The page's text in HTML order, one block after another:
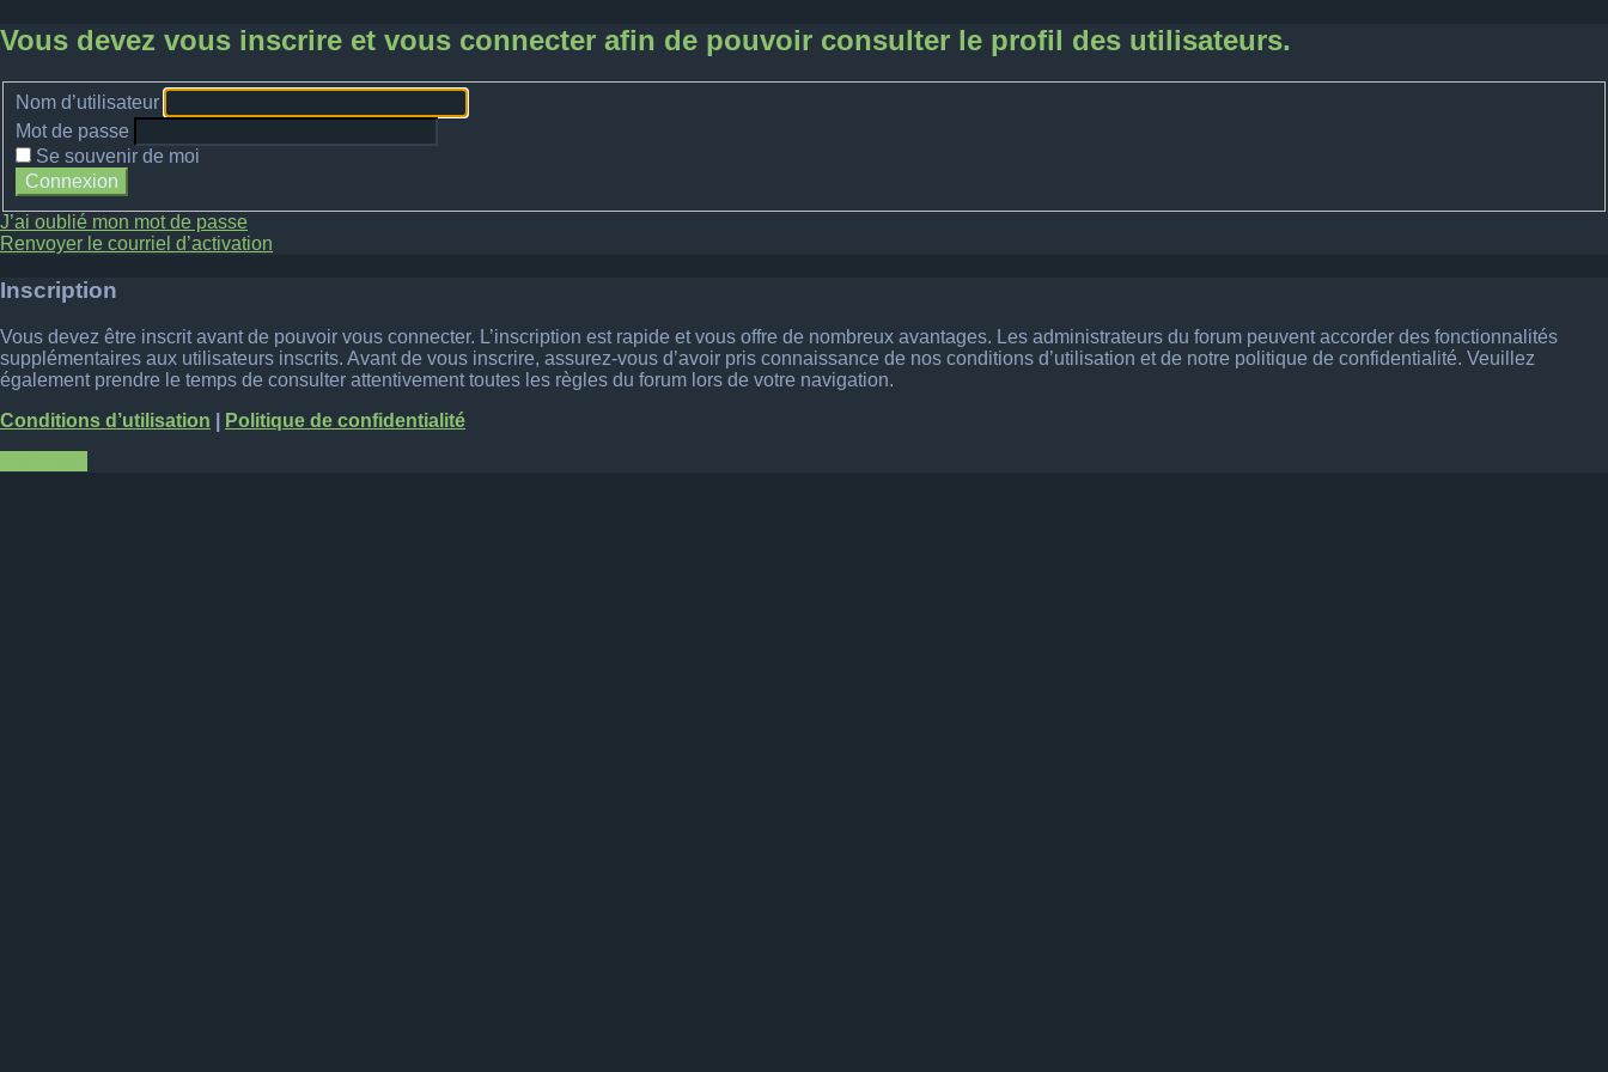
Vous devez vous inscrire et vous connecter afin de pouvoir consulter le profil des utilisateurs.
Nom d’utilisateur
Mot de passe
Se souvenir de moi
J’ai oublié mon mot de passe
Renvoyer le courriel d’activation
Inscription
Vous devez être inscrit avant de pouvoir vous connecter. L’inscription est rapide et vous offre de nombreux avantages. Les administrateurs du forum peuvent accorder des fonctionnalités
supplémentaires aux utilisateurs inscrits. Avant de vous inscrire, assurez-vous d’avoir pris connaissance de nos conditions d’utilisation et de notre politique de confidentialité. Veuillez
également prendre le temps de consulter attentivement toutes les règles du forum lors de votre navigation.
Conditions d’utilisation
Politique de confidentialité